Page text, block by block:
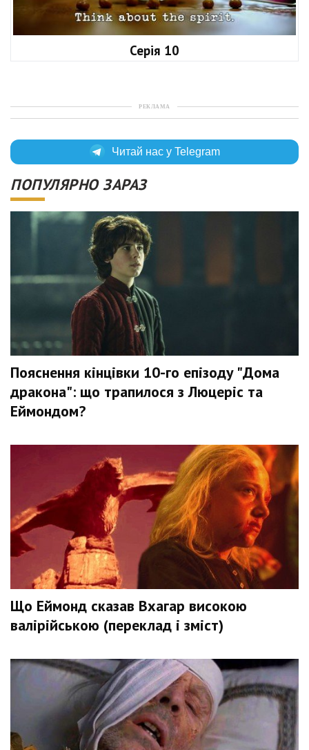
Серія 10
РЕКЛАМА
Читай нас у Telegram
ПОПУЛЯРНО ЗАРАЗ
Пояснення кінцівки 10-го епізоду "Дома
дракона": що трапилося з Люцеріс та
Еймондом?
Що Еймонд сказав Вхагар високою
валірійською (переклад і зміст)